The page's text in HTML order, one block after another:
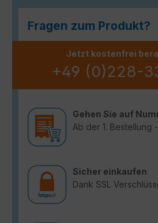
Fragen zum Produkt?
Jetzt kostenfrei
+49 (0)228-
Gehen Sie auf
Ab der 1. Bestellung
Sicher einkaufen
Dank SSL